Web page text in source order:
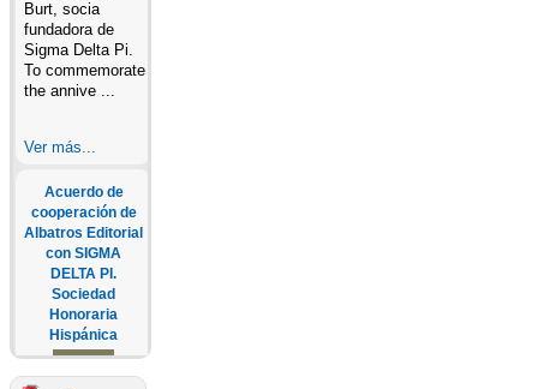
Burt, socia
fundadora de
Sigma Delta Pi.
To commemorate
the annive ...
Ver más...
Acuerdo de
cooperación de
Albatros Editorial
con SIGMA
DELTA PI.
Sociedad
Honoraria
Hispánica